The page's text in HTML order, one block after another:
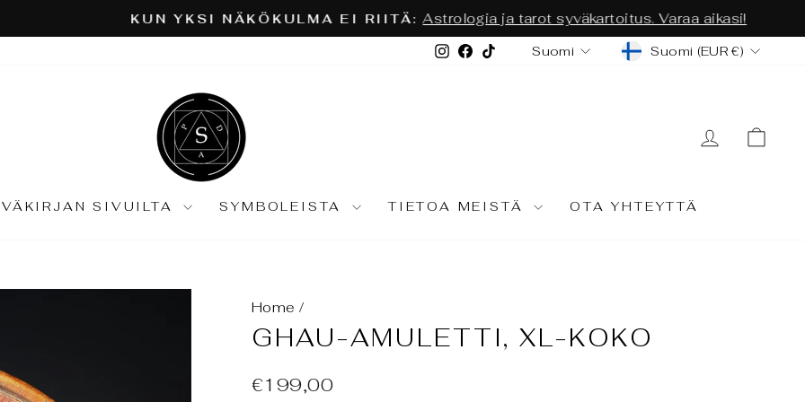
Keskeytä
EI RIITÄ: Astrologia ja tarot syväkartoitus. Varaa aikasi!
Instagram
Facebook
TikTokKIELI
Suomi VALUUTTA
Suomi (EUR €)
SIVUILTA SYMBOLEISTA TIETOA MEISTÄ OTA YHTEYTTÄ
Home /
GHAU-AMULETTI, XL-KOKO
Normaali
€199,00